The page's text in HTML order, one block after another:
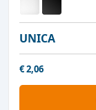
UNICA
€2,06